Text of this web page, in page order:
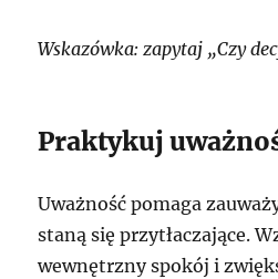
Wskazówka: zapytaj „Czy
Praktykuj
Uważność pomaga
staną się przytłaczające.
wewnętrzny spokój i